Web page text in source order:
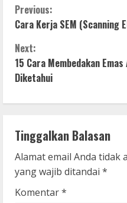
C
o
n
t
i
n
u
e
Previous:
Cara Kerja SEM (Scanning
Next:
15 Cara Membedakan
Diketahui
Tinggalkan Balasan
Alamat email Anda tidak
yang wajib ditandai *
Komentar*